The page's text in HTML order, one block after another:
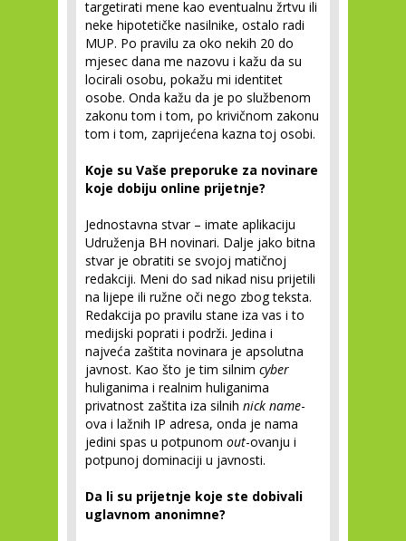
targetirati mene kao eventualnu žrtvu ili
neke hipotetičke nasilnike, ostalo radi
MUP. Po pravilu za oko nekih 20 do
mjesec dana me nazovu i kažu da su
locirali osobu, pokažu mi identitet
osobe. Onda kažu da je po službenom
zakonu tom i tom, po krivičnom zakonu
tom i tom, zaprijećena kazna toj osobi.
Koje su Vaše preporuke za novinare
koje dobiju online prijetnje?
Jednostavna stvar – imate aplikaciju
Udruženja BH novinari. Dalje jako bitna
stvar je obratiti se svojoj matičnoj
redakciji. Meni do sad nikad nisu prijetili
na lijepe ili ružne oči nego zbog teksta.
Redakcija po pravilu stane iza vas i to
medijski poprati i podrži. Jedina i
najveća zaštita novinara je apsolutna
javnost. Kao što je tim silnim cyber
huliganima i realnim huliganima
privatnost zaštita iza silnih nick name-
ova i lažnih IP adresa, onda je nama
jedini spas u potpunom out-ovanju i
potpunoj dominaciji u javnosti.
Da li su prijetnje koje ste dobivali
uglavnom anonimne?